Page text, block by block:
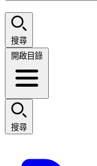
搜尋
開啟目錄
搜尋